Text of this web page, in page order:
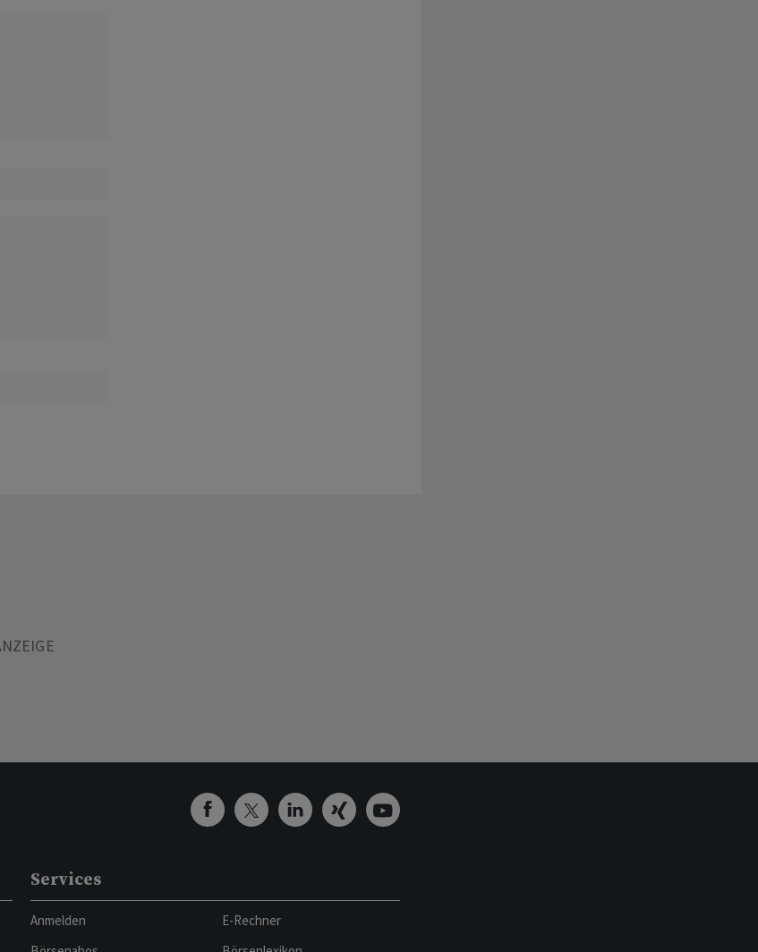
Services
Anmelden
E-Rechner